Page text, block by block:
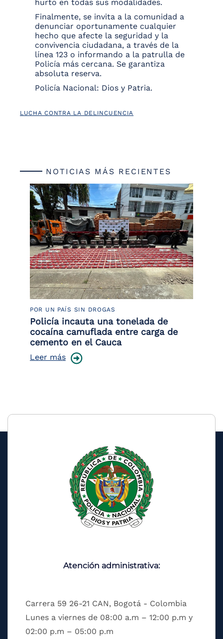
hurto en todas sus modalidades.
Finalmente, se invita a la comunidad a
denunciar oportunamente cualquier
hecho que afecte la seguridad y la
convivencia ciudadana, a través de la
línea 123 o informando a la patrulla de
Policía más cercana. Se garantiza
absoluta reserva.
Policía Nacional: Dios y Patria.
LUCHA CONTRA LA DELINCUENCIA
NOTICIAS MÁS RECIENTES
POR UN PAÍS SIN DROGAS
Policía incauta una tonelada de
cocaína camuflada entre carga de
cemento en el Cauca
Leer más
Atención administrativa:
Carrera 59 26-21 CAN, Bogotá - Colombia
Lunes a viernes de 08:00 a.m – 12:00 p.m y
02:00 p.m – 05:00 p.m